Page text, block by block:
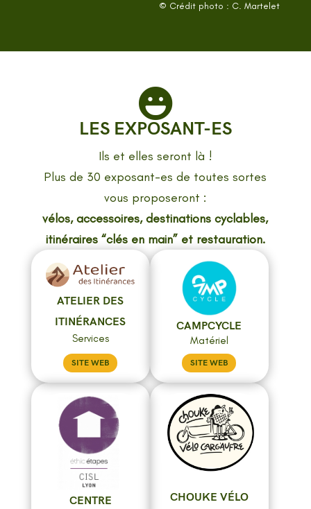
© Crédit photo : C. Martelet

LES EXPOSANT-ES
Ils et elles seront là !
Plus de 30 exposant-es de toutes sortes
vous proposeront :
vélos, accessoires, destinations cyclables,
itinéraires “clés en main” et restauration.
ATELIER DES
ITINÉRANCES
Services
SITE WEB
CAMPCYCLE
Matériel
SITE WEB
CENTRE
CHOUKE VÉLO